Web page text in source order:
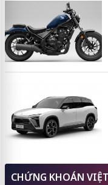
CHỨNG KHOÁN